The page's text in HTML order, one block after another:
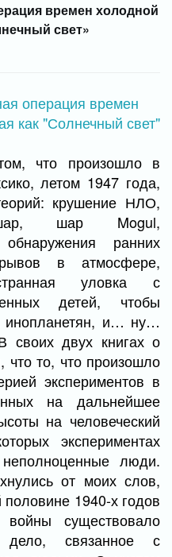
времен холодной
свет»
что произошло в
летом 1947 года,
крушение НЛО,
шар, шар Mogul,
ранних
в атмосфере,
уловка с
детей, чтобы
инопланетян, и… ну…
своих двух книгах о
то, что произошло
экспериментов в
на дальнейшее
на человеческий
экспериментах
люди.
от моих слов,
1940-х годов
существовало
дело, связанное с